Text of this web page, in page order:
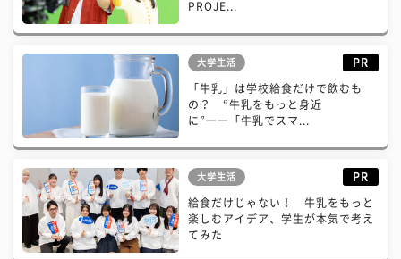
PROJE...
大学生活 PR
「牛乳」は学校給食だけで飲むも
の？ “牛乳をもっと身近
に”――「牛乳でスマ...
大学生活 PR
給食だけじゃない！ 牛乳をもっと
楽しむアイデア、学生が本気で考え
てみた